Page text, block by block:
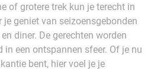
of grotere trek kun je terecht in
geniet van seizoensgebonden
diner. De gerechten worden
in een ontspannen sfeer. Of je nu
bent, hier voel je je